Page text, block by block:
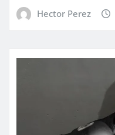
Hector Perez